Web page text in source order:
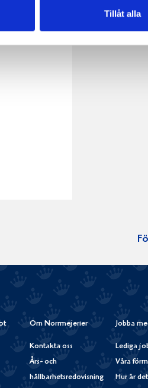
Tillåt alla
Om Norrmejerier
Kontakta oss
Års- och
hållbarhetsredovisning
Jobba
Lediga
Våra
Hur är